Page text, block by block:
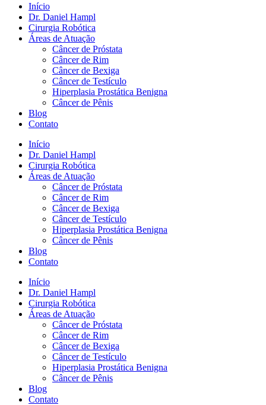
Início
Dr. Daniel Hampl
Cirurgia Robótica
Áreas de Atuação
Câncer de Próstata
Câncer de Rim
Câncer de Bexiga
Câncer de Testículo
Hiperplasia Prostática Benigna
Câncer de Pênis
Blog
Contato
Início
Dr. Daniel Hampl
Cirurgia Robótica
Áreas de Atuação
Câncer de Próstata
Câncer de Rim
Câncer de Bexiga
Câncer de Testículo
Hiperplasia Prostática Benigna
Câncer de Pênis
Blog
Contato
Início
Dr. Daniel Hampl
Cirurgia Robótica
Áreas de Atuação
Câncer de Próstata
Câncer de Rim
Câncer de Bexiga
Câncer de Testículo
Hiperplasia Prostática Benigna
Câncer de Pênis
Blog
Contato